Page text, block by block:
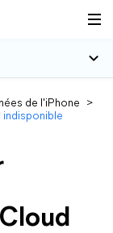
de l'iPhone
>
indisponible